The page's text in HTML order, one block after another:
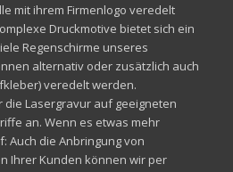
mit ihrem Firmenlogo veredelt
Druckmotive bietet sich ein
Regenschirme unseres
alternativ oder zusätzlich auch
veredelt werden.
Lasergravur auf geeigneten
an. Wenn es etwas mehr
Auch die Anbringung von
Ihrer Kunden können wir per